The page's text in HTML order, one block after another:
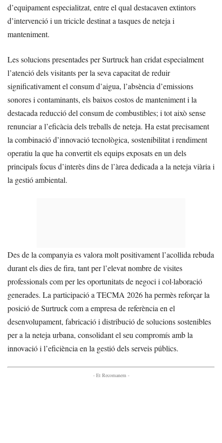
d’equipament especialitzat, entre el qual destacaven extintors
d’intervenció i un tricicle destinat a tasques de neteja i
manteniment.
Les solucions presentades per Surtruck han cridat especialment
l’atenció dels visitants per la seva capacitat de reduir
significativament el consum d’aigua, l’absència d’emissions
sonores i contaminants, els baixos costos de manteniment i la
destacada reducció del consum de combustibles; i tot això sense
renunciar a l’eficàcia dels treballs de neteja. Ha estat precisament
la combinació d’innovació tecnològica, sostenibilitat i rendiment
operatiu la que ha convertit els equips exposats en un dels
principals focus d’interès dins de l’àrea dedicada a la neteja viària i
la gestió ambiental.
Des de la companyia es valora molt positivament l’acollida rebuda
durant els dies de fira, tant per l’elevat nombre de visites
professionals com per les oportunitats de negoci i col·laboració
generades. La participació a TECMA 2026 ha permès reforçar la
posició de Surtruck com a empresa de referència en el
desenvolupament, fabricació i distribució de solucions sostenibles
per a la neteja urbana, consolidant el seu compromís amb la
innovació i l’eficiència en la gestió dels serveis públics.
- Et Recomanem -